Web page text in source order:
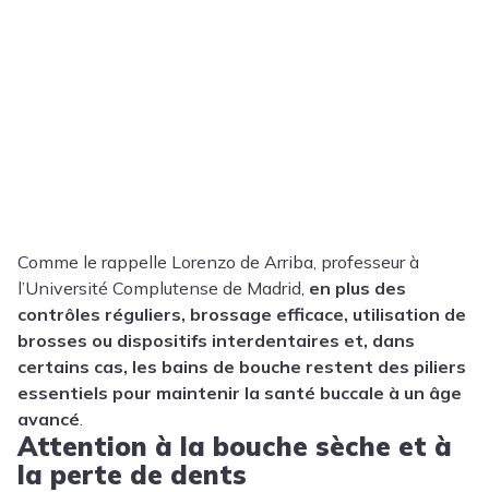
Comme le rappelle Lorenzo de Arriba , professeur à
l’Université Complutense de Madrid, en plus des
contrôles réguliers, brossage efficace, utilisation de
brosses ou dispositifs interdentaires et, dans
certains cas, les bains de bouche restent des piliers
essentiels pour maintenir la santé buccale à un âge
avancé
Attention à la bouche sèche et à
la perte de dents